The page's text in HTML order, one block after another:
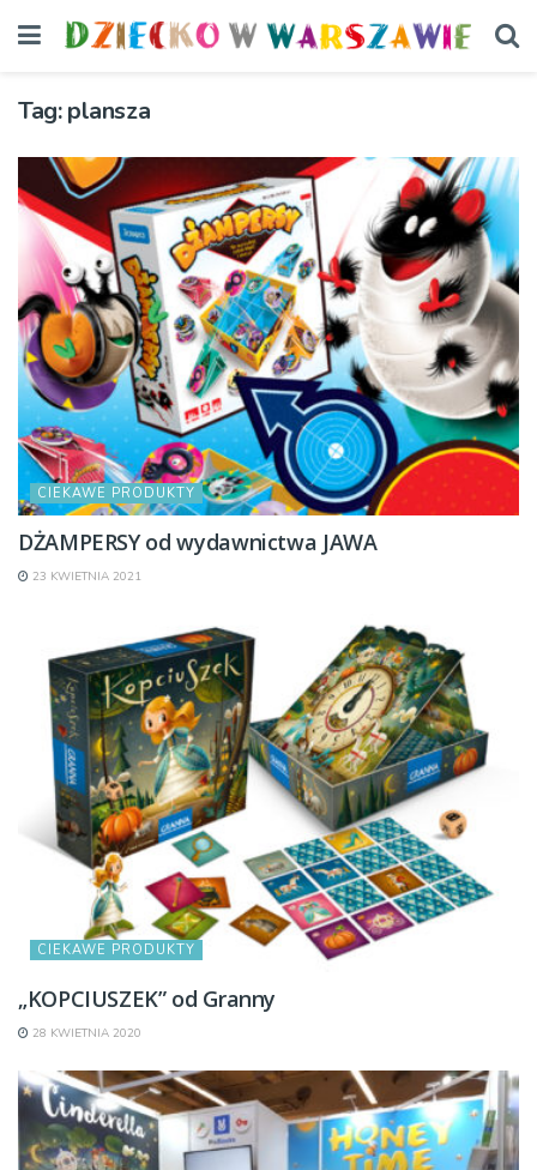
Tag:plansza
CIEKAWE PRODUKTY
DŻAMPERSY od wydawnictwa JAWA
23 KWIETNIA 2021
CIEKAWE PRODUKTY
„KOPCIUSZEK” od Granny
28 KWIETNIA 2020